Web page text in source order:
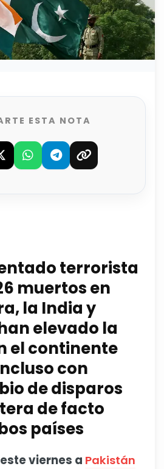
ESTA NOTA
terrorista
muertos en
la India y
elevado la
el continente
con
de disparos
de facto
países
viernes a Pakistán